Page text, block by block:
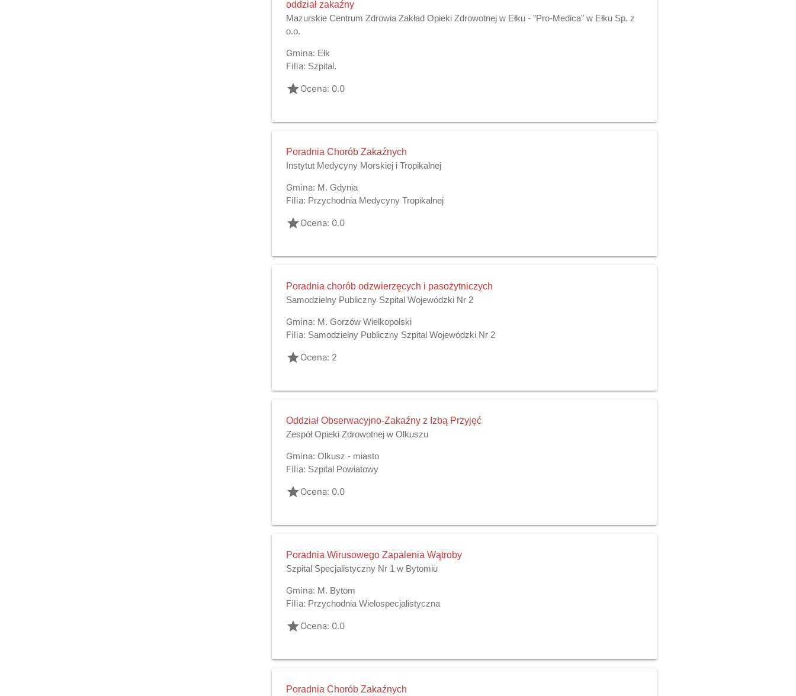
oddział zakaźny
Mazurskie Centrum Zdrowia Zakład Opieki Zdrowotnej w Ełku - "Pro-Medica" w Ełku Sp. z
o.o.
Gmina: Ełk
Filia: Szpital.
gradeOcena: 0.0
Poradnia Chorób Zakaźnych
Instytut Medycyny Morskiej i Tropikalnej
Gmina: M. Gdynia
Filia: Przychodnia Medycyny Tropikalnej
gradeOcena: 0.0
Poradnia chorób odzwierzęcych i pasożytniczych
Samodzielny Publiczny Szpital Wojewódzki Nr 2
Gmina: M. Gorzów Wielkopolski
Filia: Samodzielny Publiczny Szpital Wojewódzki Nr 2
gradeOcena: 2
Oddział Obserwacyjno-Zakaźny z Izbą Przyjęć
Zespół Opieki Zdrowotnej w Olkuszu
Gmina: Olkusz - miasto
Filia: Szpital Powiatowy
gradeOcena: 0.0
Poradnia Wirusowego Zapalenia Wątroby
Szpital Specjalistyczny Nr 1 w Bytomiu
Gmina: M. Bytom
Filia: Przychodnia Wielospecjalistyczna
gradeOcena: 0.0
Poradnia Chorób Zakaźnych